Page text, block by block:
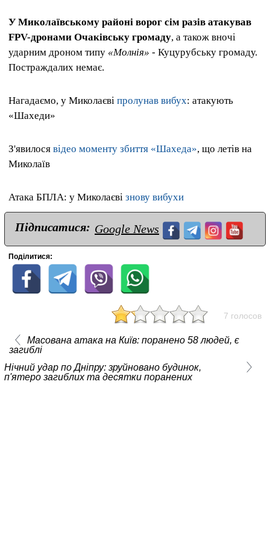
У Миколаївському районі ворог сім разів атакував
FPV-дронами Очаківську громаду, а також вночі
ударним дроном типу «Молнія» - Куцурубську громаду.
Постраждалих немає.
Нагадаємо, у Миколаєві пролунав вибух: атакують
«Шахеди»
З'явилося відео моменту збиття «Шахеда», що летів на
Миколаїв
Атака БПЛА: у Миколаєві знову вибухи
Підписатися: Google News
Поділитися:
7 голосов
Масована атака на Київ: поранено 58 людей, є
загиблі
Нічний удар по Дніпру: зруйновано будинок,
п'ятеро загиблих та десятки поранених